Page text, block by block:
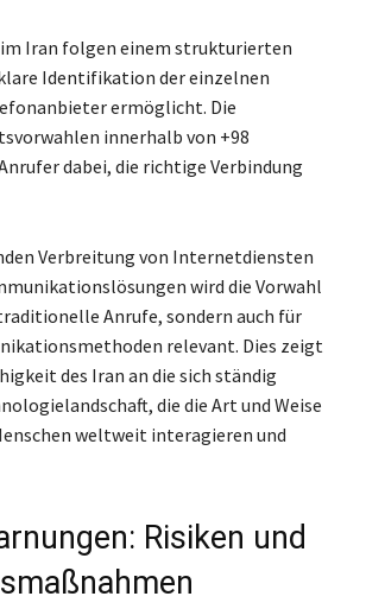
Iran folgen einem strukturierten
Identifikation der einzelnen
ermöglicht. Die
innerhalb von +98
dabei, die richtige Verbindung
Verbreitung von Internetdiensten
wird die Vorwahl
Anrufe, sondern auch für
relevant. Dies zeigt
des Iran an die sich ständig
die die Art und Weise
weltweit interagieren und
Risiken und